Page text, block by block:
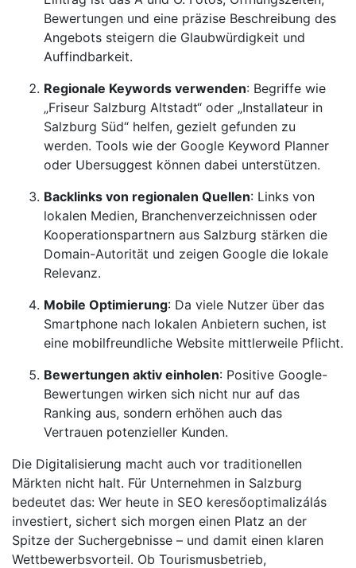
Bewertungen und eine präzise Beschreibung des
Angebots steigern die Glaubwürdigkeit und
Auffindbarkeit.
Regionale Keywords verwenden: Begriffe wie
„Friseur Salzburg Altstadt“ oder „Installateur in
Salzburg Süd“ helfen, gezielt gefunden zu
werden. Tools wie der Google Keyword Planner
oder Ubersuggest können dabei unterstützen.
Backlinks von regionalen Quellen: Links von
lokalen Medien, Branchenverzeichnissen oder
Kooperationspartnern aus Salzburg stärken die
Domain-Autorität und zeigen Google die lokale
Relevanz.
Mobile Optimierung: Da viele Nutzer über das
Smartphone nach lokalen Anbietern suchen, ist
eine mobilfreundliche Website mittlerweile Pflicht.
Bewertungen aktiv einholen: Positive Google-
Bewertungen wirken sich nicht nur auf das
Ranking aus, sondern erhöhen auch das
Vertrauen potenzieller Kunden.
Die Digitalisierung macht auch vor traditionellen
Märkten nicht halt. Für Unternehmen in Salzburg
bedeutet das: Wer heute in SEO keresőoptimalizálás
investiert, sichert sich morgen einen Platz an der
Spitze der Suchergebnisse – und damit einen klaren
Wettbewerbsvorteil. Ob Tourismusbetrieb,